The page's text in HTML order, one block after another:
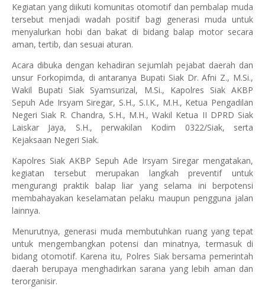
Kegiatan yang diikuti komunitas otomotif dan pembalap muda
tersebut menjadi wadah positif bagi generasi muda untuk
menyalurkan hobi dan bakat di bidang balap motor secara
aman, tertib, dan sesuai aturan.
Acara dibuka dengan kehadiran sejumlah pejabat daerah dan
unsur Forkopimda, di antaranya Bupati Siak Dr. Afni Z., M.Si.,
Wakil Bupati Siak Syamsurizal, M.Si., Kapolres Siak AKBP
Sepuh Ade Irsyam Siregar, S.H., S.I.K., M.H., Ketua Pengadilan
Negeri Siak R. Chandra, S.H., M.H., Wakil Ketua II DPRD Siak
Laiskar Jaya, S.H., perwakilan Kodim 0322/Siak, serta
Kejaksaan Negeri Siak.
Kapolres Siak AKBP Sepuh Ade Irsyam Siregar mengatakan,
kegiatan tersebut merupakan langkah preventif untuk
mengurangi praktik balap liar yang selama ini berpotensi
membahayakan keselamatan pelaku maupun pengguna jalan
lainnya.
Menurutnya, generasi muda membutuhkan ruang yang tepat
untuk mengembangkan potensi dan minatnya, termasuk di
bidang otomotif. Karena itu, Polres Siak bersama pemerintah
daerah berupaya menghadirkan sarana yang lebih aman dan
terorganisir.